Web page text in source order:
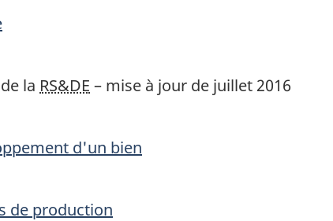
la RS&DE – mise à jour de juillet 2016
d'un bien
de production